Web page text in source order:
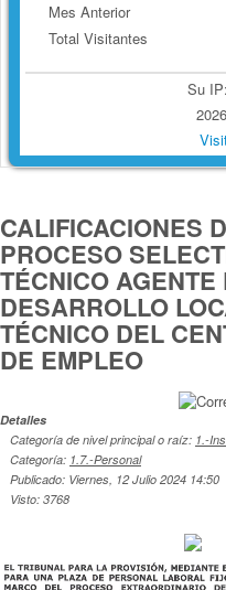
Mes Anterior
Total Visitantes
Su
CALIFICACIONES
PROCESO
TÉCNICO AGENTE
DESARROLLO
TÉCNICO DEL
DE EMPLEO
Detalles
Categoría de nivel principal o raíz: 1.-
Categoría: 1.7.-Personal
Publicado: Viernes, 12 Julio 2024 14:50
Visto: 3768